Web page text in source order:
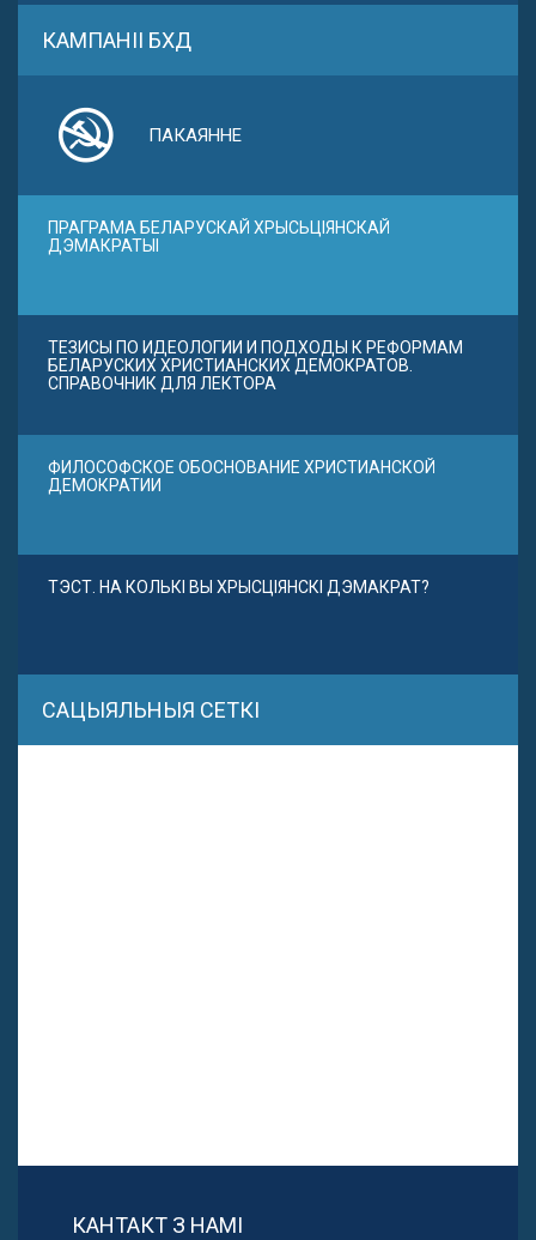
КАМПАНІІ БХД
ПАКАЯННЕ
ПРАГРАМА БЕЛАРУСКАЙ ХРЫСЬЦІЯНСКАЙ
ДЭМАКРАТЫІ
ТЕЗИСЫ ПО ИДЕОЛОГИИ И ПОДХОДЫ К РЕФОРМАМ
БЕЛАРУСКИХ ХРИСТИАНСКИХ ДЕМОКРАТОВ.
СПРАВОЧНИК ДЛЯ ЛЕКТОРА
ФИЛОСОФСКОЕ ОБОСНОВАНИЕ ХРИСТИАНСКОЙ
ДЕМОКРАТИИ
ТЭСТ. НА КОЛЬКІ ВЫ ХРЫСЦІЯНСКІ ДЭМАКРАТ?
САЦЫЯЛЬНЫЯ СЕТКІ
КАНТАКТ З НАМІ